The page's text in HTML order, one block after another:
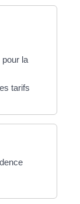
la
tarifs